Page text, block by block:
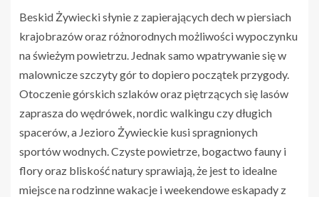
Beskid Żywiecki słynie z zapierających dech w piersiach
krajobrazów oraz różnorodnych możliwości wypoczynku
na świeżym powietrzu. Jednak samo wpatrywanie się w
malownicze szczyty gór to dopiero początek przygody.
Otoczenie górskich szlaków oraz piętrzących się lasów
zaprasza do wędrówek, nordic walkingu czy długich
spacerów, a Jezioro Żywieckie kusi spragnionych
sportów wodnych. Czyste powietrze, bogactwo fauny i
flory oraz bliskość natury sprawiają, że jest to idealne
miejsce na rodzinne wakacje i weekendowe eskapady z